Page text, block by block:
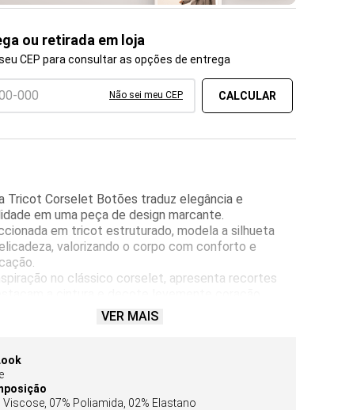
ou retirada em loja
CEP para consultar as opções de entrega
Não sei meu CEP
Tricot Corselet Botões traduz elegância e
em uma peça de design marcante.
em tricot estruturado, modela a silhueta
valorizando o corpo com conforto e
no clássico corselet, apresenta recortes
um toque contemporâneo e refinado. Os botões
metálicos adicionam charme e personalidade à
e atemporal, é perfeita para composições que
do casual chic ao look noturno, combinando com
saias ou denim.
VER MAIS
Viscose, 07% Poliamida, 02% Elastano